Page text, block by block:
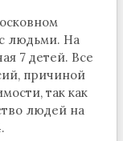
людьми. На
7 детей. Все
причиной
так как
людей на